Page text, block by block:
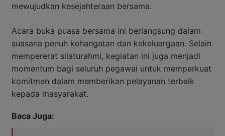
mewujudkan kesejahteraan bersama.
Acara buka puasa bersama ini berlangsung dalam
suasana penuh kehangatan dan kekeluargaan. Selain
mempererat silaturahmi, kegiatan ini juga menjadi
momentum bagi seluruh pegawai untuk memperkuat
komitmen dalam memberikan pelayanan terbaik
kepada masyarakat.
Baca Juga: